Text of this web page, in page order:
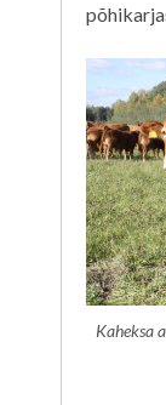
Kaheksa